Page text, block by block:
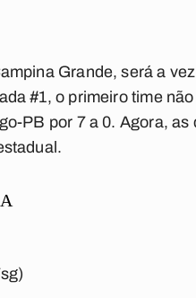
Grande, será a
#1, o primeiro time
PB por 7 a 0. Agora,